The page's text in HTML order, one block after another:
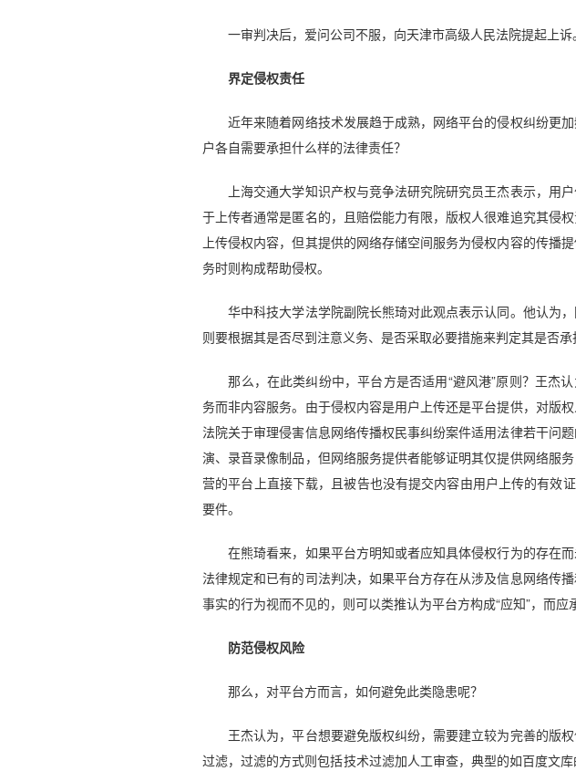
一审判决后，爱问公司不服，向天津市高级人民法院提起上诉
界定侵权责任
近年来随着网络技术发展趋于成熟，网络平台的侵权纠纷更加
户各自需要承担什么样的法律责任？
上海交通大学知识产权与竞争法研究院研究员王杰表示，用户
于上传者通常是匿名的，且赔偿能力有限，版权人很难追究其侵
上传侵权内容，但其提供的网络存储空间服务为侵权内容的传播
务时则构成帮助侵权。
华中科技大学法学院副院长熊琦对此观点表示认同。他认为，
则要根据其是否尽到注意义务、是否采取必要措施来判定其是否承
那么，在此类纠纷中，平台方是否适用“避风港”原则？王杰
务而非内容服务。由于侵权内容是用户上传还是平台提供，对版
法院关于审理侵害信息网络传播权民事纠纷案件适用法律若干问
演、录音录像制品，但网络服务提供者能够证明其仅提供网络服
营的平台上直接下载，且被告也没有提交内容由用户上传的有效
要件。
在熊琦看来，如果平台方明知或者应知具体侵权行为的存在而
法律规定和已有的司法判决，如果平台方存在从涉及信息网络传
事实的行为视而不见的，则可以类推认为平台方构成“应知”，而应
防范侵权风险
那么，对平台方而言，如何避免此类隐患呢？
王杰认为，平台想要避免版权纠纷，需要建立较为完善的版
过滤，过滤的方式则包括技术过滤加人工审查，典型的如百度文